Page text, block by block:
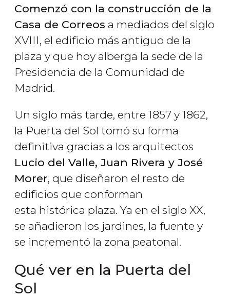
Comenzó con la construcción de la
Casa de Correos a mediados del siglo
XVIII, el edificio más antiguo de la
plaza y que hoy alberga la sede de la
Presidencia de la Comunidad de
Madrid.
Un siglo más tarde, entre 1857 y 1862,
la Puerta del Sol tomó su forma
definitiva gracias a los arquitectos
Lucio del Valle, Juan Rivera y José
Morer, que diseñaron el resto de
edificios que conforman
esta histórica plaza. Ya en el siglo XX,
se añadieron los jardines, la fuente y
se incrementó la zona peatonal.
Qué ver en la Puerta del
Sol